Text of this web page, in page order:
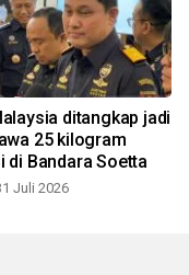
ditangkap jadi
25 kilogram
di Bandara Soetta
Juli 2026